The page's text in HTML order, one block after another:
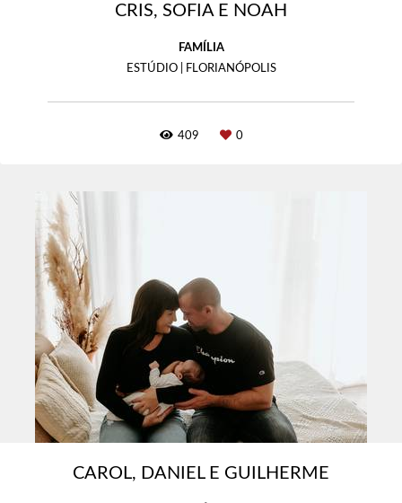
CRIS, SOFIA E NOAH
FAMÍLIA
ESTÚDIO | FLORIANÓPOLIS
409 0
CAROL, DANIEL E GUILHERME